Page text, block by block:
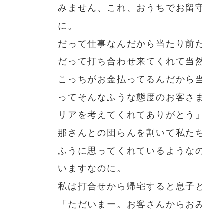
みません、これ、おうちでお留
に。
だって仕事なんだから当たり前
だって打ち合わせ来てくれて当
こっちがお金払ってるんだから
ってそんなふうな態度のお客さ
リアを考えてくれてありがとう
那さんとの団らんを割いて私た
ふうに思ってくれているような
いますなのに。
私は打合せから帰宅すると息子
「ただいまー。お客さんからお